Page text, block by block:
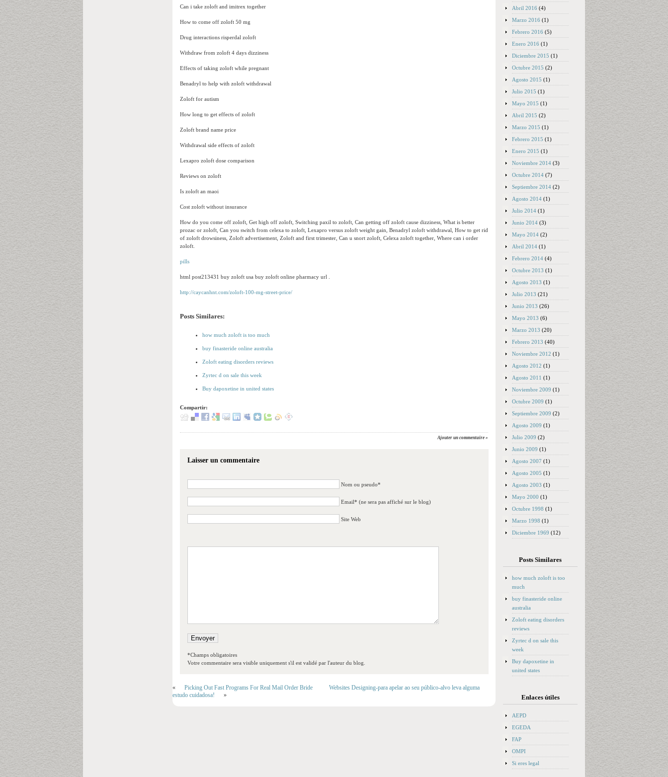
Can i take zoloft and imitrex together
How to come off zoloft 50 mg
Drug interactions risperdal zoloft
Withdraw from zoloft 4 days dizziness
Effects of taking zoloft while pregnant
Benadryl to help with zoloft withdrawal
Zoloft for autism
How long to get effects of zoloft
Zoloft brand name price
Withdrawal side effects of zoloft
Lexapro zoloft dose comparison
Reviews on zoloft
Is zoloft an maoi
Cost zoloft without insurance
How do you come off zoloft, Get high off zoloft, Switching paxil to zoloft, Can getting off zoloft cause dizziness, What is better
prozac or zoloft, Can you switch from celexa to zoloft, Lexapro versus zoloft weight gain, Benadryl zoloft withdrawal, How to get rid
of zoloft drowsiness, Zoloft advertisement, Zoloft and first trimester, Can u snort zoloft, Celexa zoloft together, Where can i order
zoloft.
pills
html post213431 buy zoloft usa buy zoloft online pharmacy url .
http://caycanhnt.com/zoloft-100-mg-street-price/
Posts Similares:
how much zoloft is too much
buy finasteride online australia
Zoloft eating disorders reviews
Zyrtec d on sale this week
Buy dapoxetine in united states
Compartir:
Ajouter un commentaire »
Laisser un commentaire
Nom ou pseudo*
Email* (ne sera pas affiché sur le blog)
Site Web
*Champs obligatoires
Votre commentaire sera visible uniquement s'il est validé par l'auteur du blog.
« Picking Out Fast Programs For Real Mail Order Bride
Websites Designing-para apelar ao seu público-alvo leva alguma
estudo cuidadosa!
»
Abril 2016 (4)
Marzo 2016 (1)
Febrero 2016 (5)
Enero 2016 (1)
Diciembre 2015 (1)
Octubre 2015 (2)
Agosto 2015 (1)
Julio 2015 (1)
Mayo 2015 (1)
Abril 2015 (2)
Marzo 2015 (1)
Febrero 2015 (1)
Enero 2015 (1)
Noviembre 2014 (3)
Octubre 2014 (7)
Septiembre 2014 (2)
Agosto 2014 (1)
Julio 2014 (1)
Junio 2014 (3)
Mayo 2014 (2)
Abril 2014 (1)
Febrero 2014 (4)
Octubre 2013 (1)
Agosto 2013 (1)
Julio 2013 (21)
Junio 2013 (26)
Mayo 2013 (6)
Marzo 2013 (20)
Febrero 2013 (40)
Noviembre 2012 (1)
Agosto 2012 (1)
Agosto 2011 (1)
Noviembre 2009 (1)
Octubre 2009 (1)
Septiembre 2009 (2)
Agosto 2009 (1)
Julio 2009 (2)
Junio 2009 (1)
Agosto 2007 (1)
Agosto 2005 (1)
Agosto 2003 (1)
Mayo 2000 (1)
Octubre 1998 (1)
Marzo 1998 (1)
Diciembre 1969 (12)
Posts Similares
how much zoloft is too
much
buy finasteride online
australia
Zoloft eating disorders
reviews
Zyrtec d on sale this
week
Buy dapoxetine in
united states
Enlaces útiles
AEPD
EGEDA
FAP
OMPI
Si eres legal